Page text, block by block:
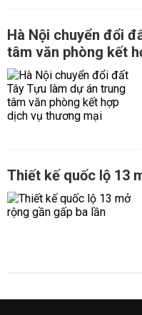
Hà Nội chuyển đổi
tâm văn phòng kết
Thiết kế quốc lộ 13